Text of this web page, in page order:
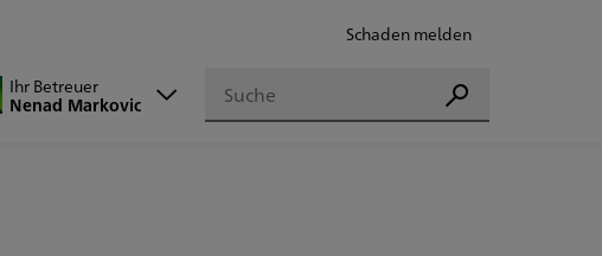
Schaden melden
Ihr Betreuer
Nenad Markovic
Suchen
Suchen